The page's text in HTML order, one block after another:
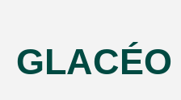
GLACÉO